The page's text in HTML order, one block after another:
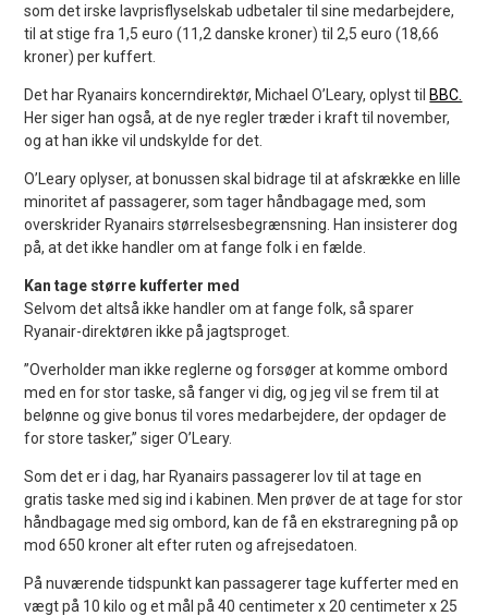
som det irske lavprisflyselskab udbetaler til sine medarbejdere,
til at stige fra 1,5 euro (11,2 danske kroner) til 2,5 euro (18,66
kroner) per kuffert.
Det har Ryanairs koncerndirektør, Michael O’Leary, oplyst til BBC.
Her siger han også, at de nye regler træder i kraft til november,
og at han ikke vil undskylde for det.
O’Leary oplyser, at bonussen skal bidrage til at afskrække en lille
minoritet af passagerer, som tager håndbagage med, som
overskrider Ryanairs størrelsesbegrænsning. Han insisterer dog
på, at det ikke handler om at fange folk i en fælde.
Kan tage større kufferter med
Selvom det altså ikke handler om at fange folk, så sparer
Ryanair-direktøren ikke på jagtsproget.
”Overholder man ikke reglerne og forsøger at komme ombord
med en for stor taske, så fanger vi dig, og jeg vil se frem til at
belønne og give bonus til vores medarbejdere, der opdager de
for store tasker,” siger O’Leary.
Som det er i dag, har Ryanairs passagerer lov til at tage en
gratis taske med sig ind i kabinen. Men prøver de at tage for stor
håndbagage med sig ombord, kan de få en ekstraregning på op
mod 650 kroner alt efter ruten og afrejsedatoen.
På nuværende tidspunkt kan passagerer tage kufferter med en
vægt på 10 kilo og et mål på 40 centimeter x 20 centimeter x 25